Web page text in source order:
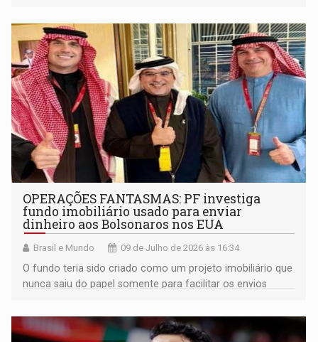
OPERAÇÕES FANTASMAS: PF investiga
fundo imobiliário usado para enviar
dinheiro aos Bolsonaros nos EUA
Brasil e Mundo 09 de Julho de 2026 às 16:34
O fundo teria sido criado como um projeto imobiliário que
nunca saiu do papel somente para facilitar os envios